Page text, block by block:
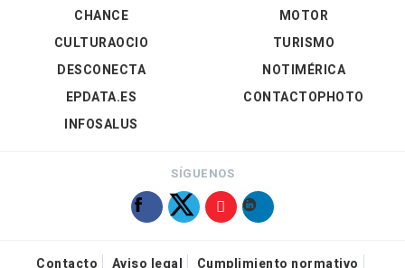
CHANCE
CULTURAOCIO
DESCONECTA
EPDATA.ES
INFOSALUS
MOTOR
TURISMO
NOTIMÉRICA
CONTACTOPHOTO
SÍGUENOS